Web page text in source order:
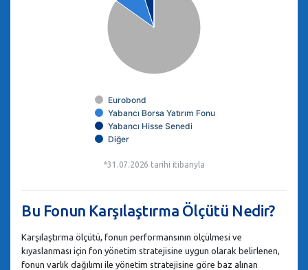
Eurobond
Yabancı Borsa Yatırım Fonu
Yabancı Hisse Senedi
Diğer
*31.07.2026 tarihi itibarıyla
Bu Fonun Karşılaştırma Ölçütü Nedir?
Karşılaştırma ölçütü, fonun performansının ölçülmesi ve
kıyaslanması için fon yönetim stratejisine uygun olarak belirlenen,
fonun varlık dağılımı ile yönetim stratejisine göre baz alınan